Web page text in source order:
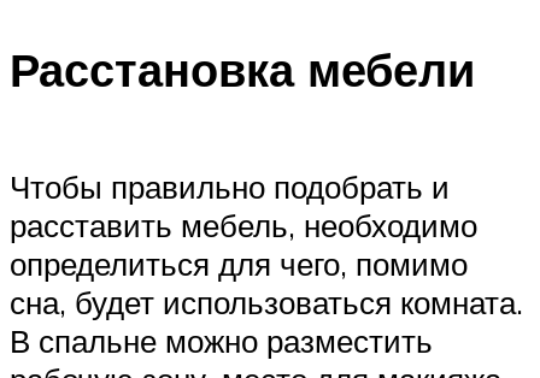
Расстановка мебели
Чтобы правильно подобрать и
расставить мебель, необходимо
определиться для чего, помимо
сна, будет использоваться комната.
В спальне можно разместить